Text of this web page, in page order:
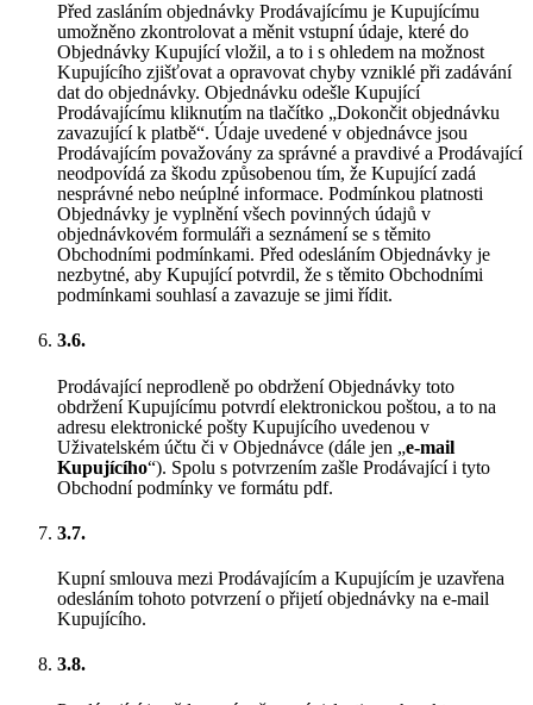
Před zasláním objednávky Prodávajícímu je Kupujícímu
umožněno zkontrolovat a měnit vstupní údaje, které do
Objednávky Kupující vložil, a to i s ohledem na možnost
Kupujícího zjišťovat a opravovat chyby vzniklé při zadávání
dat do objednávky. Objednávku odešle Kupující
Prodávajícímu kliknutím na tlačítko „Dokončit objednávku
zavazující k platbě“. Údaje uvedené v objednávce jsou
Prodávajícím považovány za správné a pravdivé a Prodávající
neodpovídá za škodu způsobenou tím, že Kupující zadá
nesprávné nebo neúplné informace. Podmínkou platnosti
Objednávky je vyplnění všech povinných údajů v
objednávkovém formuláři a seznámení se s těmito
Obchodními podmínkami. Před odesláním Objednávky je
nezbytné, aby Kupující potvrdil, že s těmito Obchodními
podmínkami souhlasí a zavazuje se jimi řídit.
3.6.
Prodávající neprodleně po obdržení Objednávky toto
obdržení Kupujícímu potvrdí elektronickou poštou, a to na
adresu elektronické pošty Kupujícího uvedenou v
Uživatelském účtu či v Objednávce (dále jen „e-mail
Kupujícího“). Spolu s potvrzením zašle Prodávající i tyto
Obchodní podmínky ve formátu pdf.
3.7.
Kupní smlouva mezi Prodávajícím a Kupujícím je uzavřena
odesláním tohoto potvrzení o přijetí objednávky na e-mail
Kupujícího.
3.8.